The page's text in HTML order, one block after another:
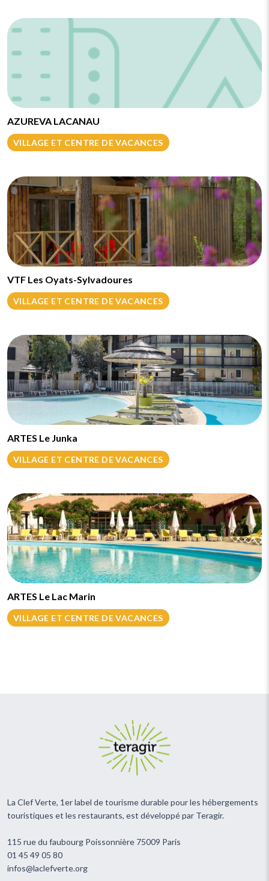
AZUREVA LACANAU
VILLAGE ET CENTRE DE VACANCES
VTF Les Oyats-Sylvadoures
VILLAGE ET CENTRE DE VACANCES
ARTES Le Junka
VILLAGE ET CENTRE DE VACANCES
ARTES Le Lac Marin
VILLAGE ET CENTRE DE VACANCES
La Clef Verte, 1er label de tourisme durable pour les hébergements
touristiques et les restaurants, est développé par Teragir.
115 rue du faubourg Poissonnière 75009 Paris
01 45 49 05 80
infos@laclefverte.org